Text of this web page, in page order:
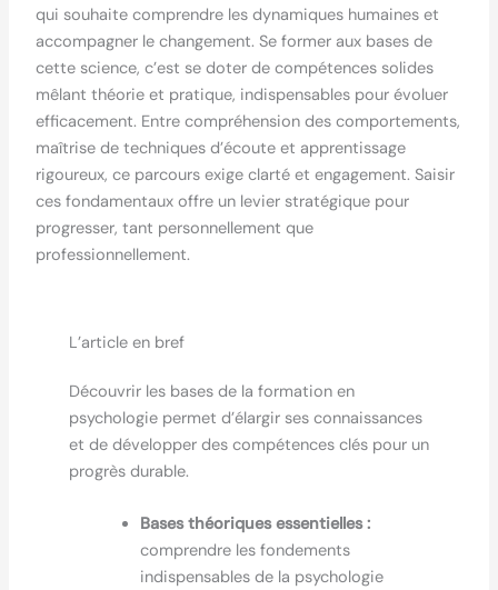
qui souhaite comprendre les dynamiques humaines et
accompagner le changement. Se former aux bases de
cette science, c’est se doter de compétences solides
mêlant théorie et pratique, indispensables pour évoluer
efficacement. Entre compréhension des comportements,
maîtrise de techniques d’écoute et apprentissage
rigoureux, ce parcours exige clarté et engagement. Saisir
ces fondamentaux offre un levier stratégique pour
progresser, tant personnellement que
professionnellement.
L’article en bref
Découvrir les bases de la formation en
psychologie permet d’élargir ses connaissances
et de développer des compétences clés pour un
progrès durable.
Bases théoriques essentielles :
comprendre les fondements
indispensables de la psychologie